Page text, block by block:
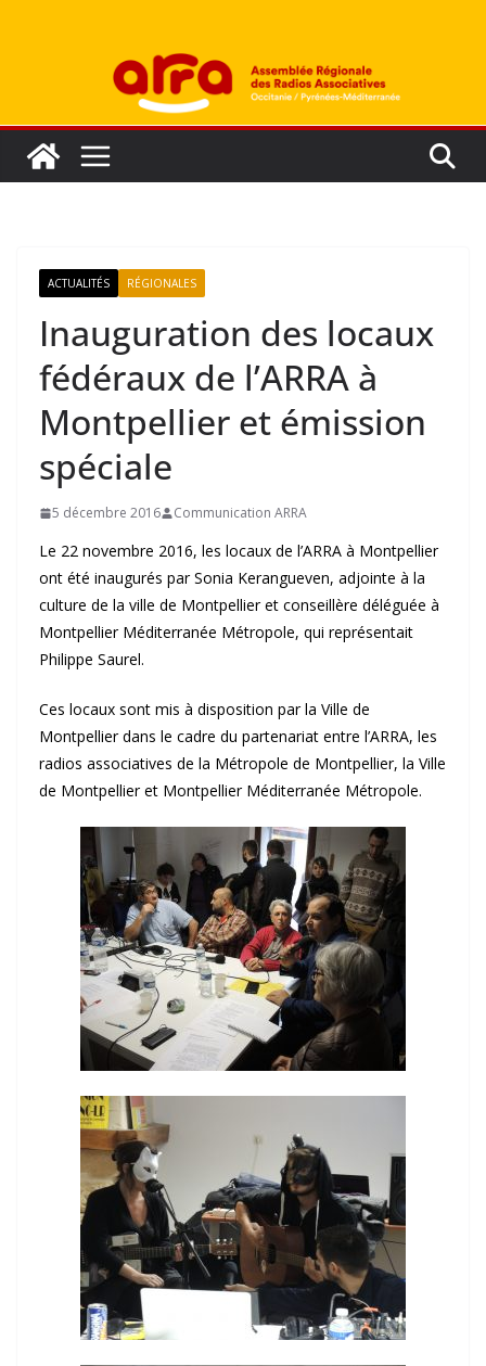
ACTUALITÉS RÉGIONALES
Inauguration des locaux
fédéraux de l’ARRA à
Montpellier et émission
spéciale
5 décembre 2016 Communication ARRA
Le 22 novembre 2016, les locaux de l’ARRA à Montpellier
ont été inaugurés par Sonia Kerangueven, adjointe à la
culture de la ville de Montpellier et conseillère déléguée à
Montpellier Méditerranée Métropole, qui représentait
Philippe Saurel.
Ces locaux sont mis à disposition par la Ville de
Montpellier dans le cadre du partenariat entre l’ARRA, les
radios associatives de la Métropole de Montpellier, la Ville
de Montpellier et Montpellier Méditerranée Métropole.